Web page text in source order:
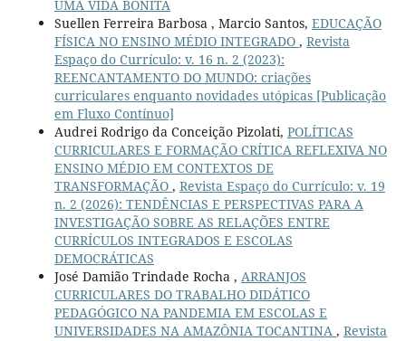
UMA VIDA BONITA
Suellen Ferreira Barbosa , Marcio Santos, EDUCAÇÃO
FÍSICA NO ENSINO MÉDIO INTEGRADO , Revista
Espaço do Currículo: v. 16 n. 2 (2023):
REENCANTAMENTO DO MUNDO: criações
curriculares enquanto novidades utópicas [Publicação
em Fluxo Contínuo]
Audrei Rodrigo da Conceição Pizolati, POLÍTICAS
CURRICULARES E FORMAÇÃO CRÍTICA REFLEXIVA NO
ENSINO MÉDIO EM CONTEXTOS DE
TRANSFORMAÇÃO , Revista Espaço do Currículo: v. 19
n. 2 (2026): TENDÊNCIAS E PERSPECTIVAS PARA A
INVESTIGAÇÃO SOBRE AS RELAÇÕES ENTRE
CURRÍCULOS INTEGRADOS E ESCOLAS
DEMOCRÁTICAS
José Damião Trindade Rocha , ARRANJOS
CURRICULARES DO TRABALHO DIDÁTICO
PEDAGÓGICO NA PANDEMIA EM ESCOLAS E
UNIVERSIDADES NA AMAZÔNIA TOCANTINA , Revista